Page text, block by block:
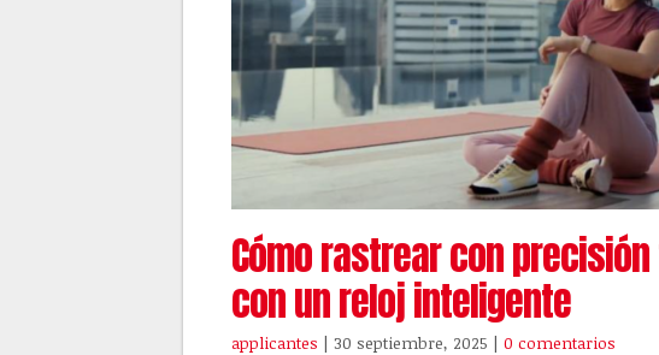
Cómo rastrear con
con un reloj inteligente
applicantes | 30 septiembre, 2025 | 0 comentarios